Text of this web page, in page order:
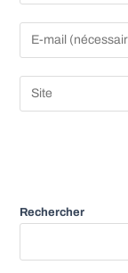
name
comment
Enter
your
email
address
Saisir
l’URL
eRechercher